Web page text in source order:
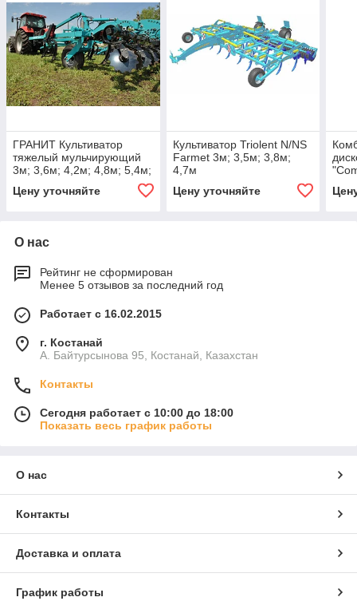
ГРАНИТ Культиватор
тяжелый мульчирующий
3м; 3,6м; 4,2м; 4,8м; 5,4м;
Цену уточняйте
Культиватор Triolent N/NS
Farmet 3м; 3,5м; 3,8м;
4,7м
Цену уточняйте
8м;
О нас
Рейтинг не сформирован
Менее 5 отзывов за последний год
Работает с 16.02.2015
г. Костанай
А. Байтурсынова 95, Костанай, Казахстан
Контакты
Сегодня работает с 10:00 до 18:00
Показать весь график работы
О нас
Контакты
Доставка и оплата
График работы